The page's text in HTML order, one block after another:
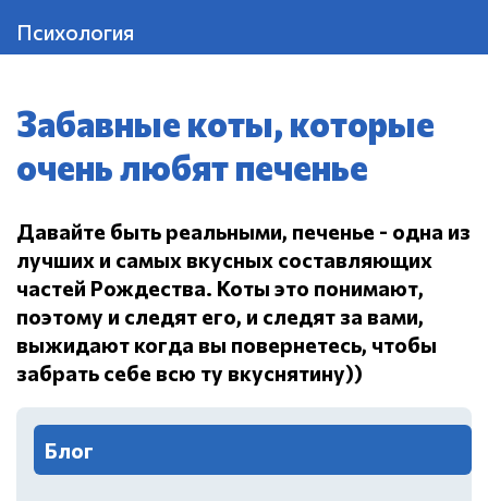
Психология
Забавные коты, которые
очень любят печенье
Давайте быть реальными, печенье - одна из
лучших и самых вкусных составляющих
частей Рождества. Коты это понимают,
поэтому и следят его, и следят за вами,
выжидают когда вы повернетесь, чтобы
забрать себе всю ту вкуснятину))
Блог